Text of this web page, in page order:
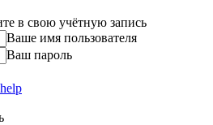
в свою учётную запись
Ваше имя пользователя
Ваш пароль